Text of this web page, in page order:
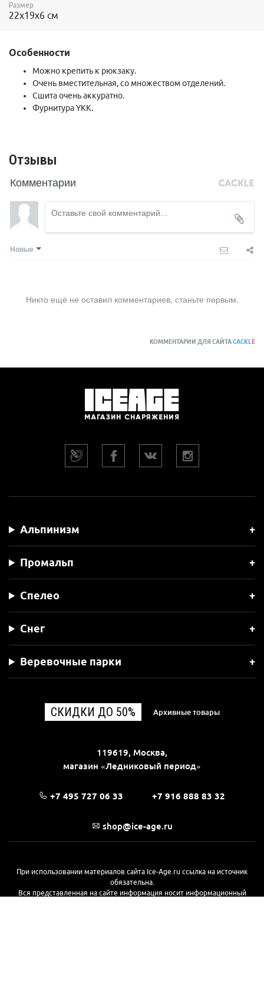
Размер
22x19x6 см
Особенности
Можно крепить к рюкзаку.
Очень вместительная, со множеством отделений.
Сшита очень аккуратно.
Фурнитура YKK.
Отзывы
Комментарии
Новые
Никто ещё не оставил комментариев, станьте первым.
КОММЕНТАРИИ ДЛЯ САЙТАCACKLE
Альпинизм
Промальп
Спелео
Снег
Веревочные парки
СКИДКИ ДО 50% Архивные товары
119619, Москва,
магазин «Ледниковый период»
+7 495 727 06 33 +7 916 888 83 32
shop@ice-age.ru
При использовании материалов сайта Ice-Age.ru ссылка на источник
обязательна.
Вся представленная на сайте информация носит информационный